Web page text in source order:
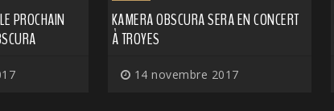
PROCHAIN
KAMERA OBSCURA SERA EN CONCERT
À TROYES
14 novembre 2017